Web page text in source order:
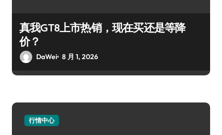
真我GT8上市热销，现在买还是等降
价？
DaWei 8 月 1, 2026
行情中心